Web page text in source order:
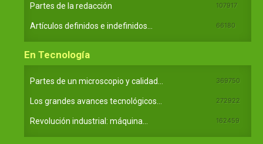
Partes de la redacción 107917
Artículos definidos e indefinidos... 66180
En Tecnología
Partes de un microscopio y calidad... 369750
Los grandes avances tecnológicos... 272922
Revolución industrial: máquina... 162459